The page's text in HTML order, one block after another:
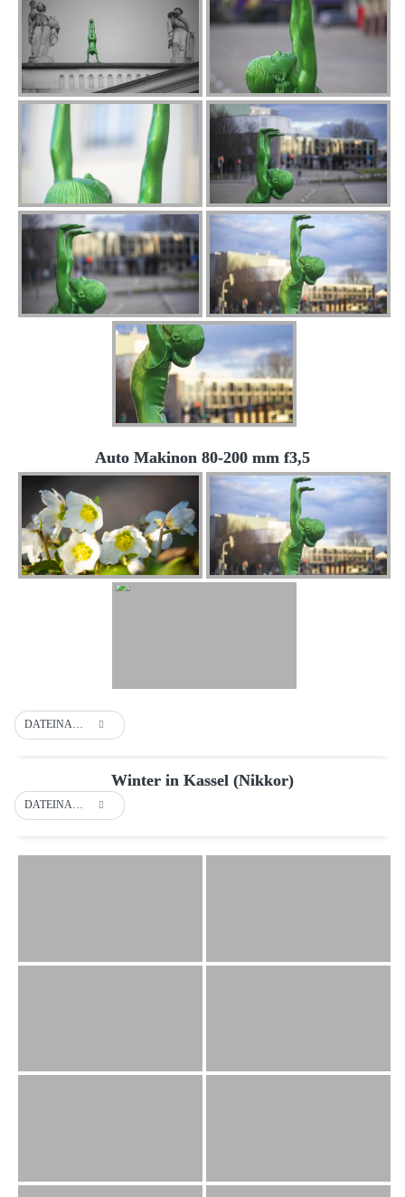
Auto Makinon 80-200 mm f3,5
Winter in Kassel (Nikkor)